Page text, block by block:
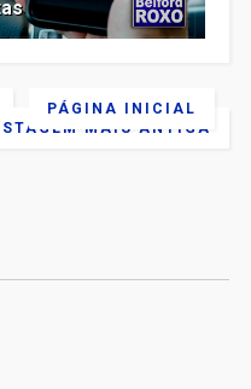
MAIS ANTIGA
PÁGINA INICIAL